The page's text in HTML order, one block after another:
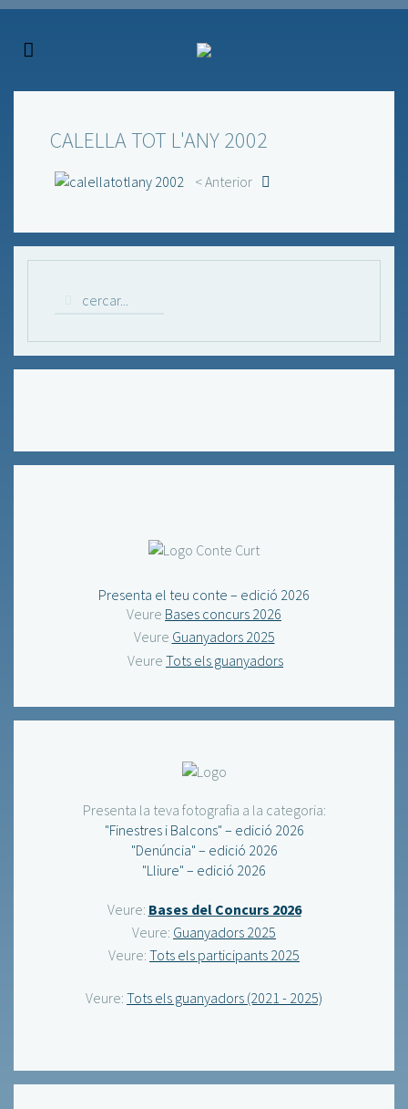
CALELLA TOT L'ANY 2002
< Anterior
Presenta el teu conte – edició 2026
Veure Bases concurs 2026
Veure Guanyadors 2025
Veure Tots els guanyadors
Presenta la teva fotografia a la categoria:
"Finestres i Balcons" – edició 2026
"Denúncia" – edició 2026
"Lliure" – edició 2026
Veure: Bases del Concurs 2026
Veure: Guanyadors 2025
Veure: Tots els participants 2025
Veure: Tots els guanyadors (2021 - 2025)